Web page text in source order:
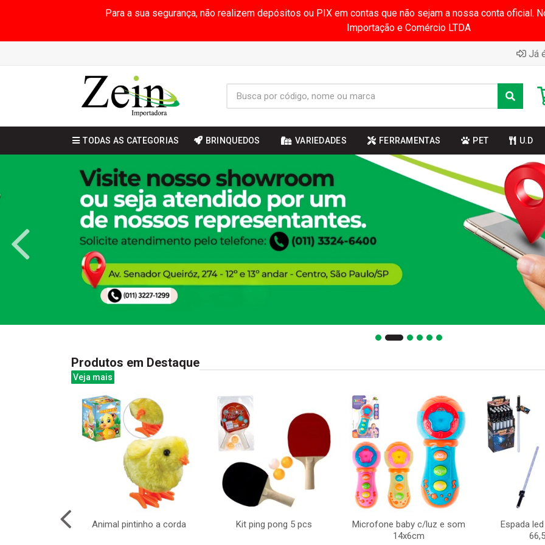
Para a sua segurança, não realizem depósitos ou PIX em contas que não sejam a nossa conta oficial.
Importação e Comércio LTDA
Já
TODAS AS CATEGORIAS BRINQUEDOS VARIEDADES FERRAMENTAS PET U.D
Produtos em Destaque
Veja mais
Animal pintinho a corda Kit ping pong 5 pcs
Microfone baby c/luz e som
14x6cm
Espada